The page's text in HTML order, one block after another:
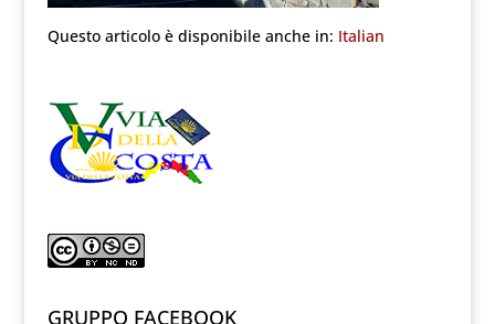
Questo articolo è disponibile anche in: Italian
GRUPPO FACEBOOK